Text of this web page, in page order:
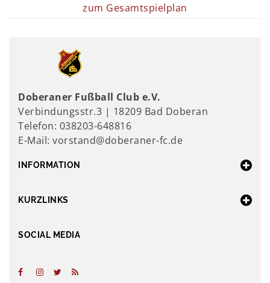
zum Gesamtspielplan
Doberaner Fußball Club e.V.
Verbindungsstr.3 | 18209 Bad Doberan
Telefon: 038203-648816
E-Mail: vorstand@doberaner-fc.de
INFORMATION
KURZLINKS
SOCIAL MEDIA